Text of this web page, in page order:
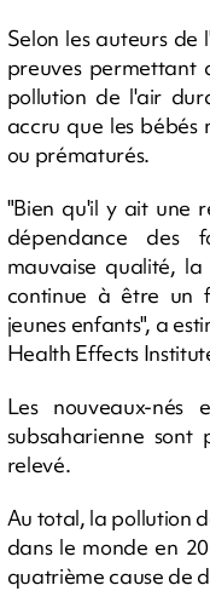
Selon les auteurs de
preuves permettant
pollution de l'air
accru que les bébés
ou prématurés.
"Bien qu'il y ait une
dépendance des
mauvaise qualité,
continue à être un
jeunes enfants", a
Health Effects
Les nouveaux-
subsaharienne sont
relevé.
Au total, la pollution
dans le monde en
quatrième cause de